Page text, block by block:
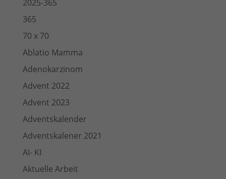
2025-365
365
70 x 70
Ablatio Mamma
Adenokarzinom
Advent 2022
Advent 2023
Adventskalender
Adventskalener 2021
AI- KI
Aktuelle Arbeit